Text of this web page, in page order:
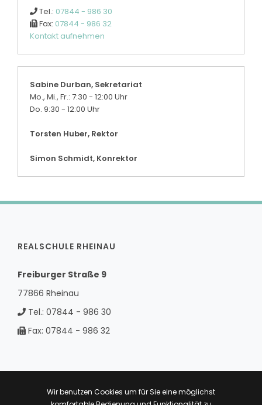
Wir benutzen Cookies um für Sie eine möglichst
Tel.: 07844 - 986 30
Fax: 07844 - 986 32
Kontakt aufnehmen
Sabine Durban, Sekretariat
Mo., Mi., Fr.: 7:30 - 12:00 Uhr
Do. 9:30 - 12:00 Uhr
Torsten Huber, Rektor
Simon Schmidt, Konrektor
REALSCHULE RHEINAU
Freiburger Straße 9
77866 Rheinau
Tel.: 07844 - 986 30
Fax: 07844 - 986 32
Kontakt